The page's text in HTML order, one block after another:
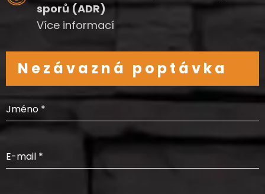
sporů (ADR)
Více informací
Nezávazná poptávka
Jméno *
E-mail *